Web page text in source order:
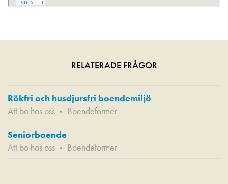
RELATERADE FRÅGOR
Rökfri och husdjursfri boendemiljö
Att bo hos oss • Boendeformer
Seniorboende
Att bo hos oss • Boendeformer